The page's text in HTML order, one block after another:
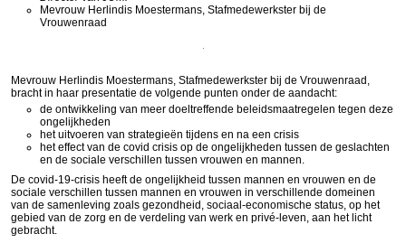
Mevrouw Herlindis Moestermans, Stafmedewerkster bij de
Vrouwenraad
Mevrouw Herlindis Moestermans, Stafmedewerkster bij de Vrouwenraad,
bracht in haar presentatie de volgende punten onder de aandacht:
de ontwikkeling van meer doeltreffende beleidsmaatregelen tegen deze
ongelijkheden
het uitvoeren van strategieën tijdens en na een crisis
het effect van de covid crisis op de ongelijkheden tussen de geslachten
en de sociale verschillen tussen vrouwen en mannen.
De covid-19-crisis heeft de ongelijkheid tussen mannen en vrouwen en de
sociale verschillen tussen mannen en vrouwen in verschillende domeinen
van de samenleving zoals gezondheid, sociaal-economische status, op het
gebied van de zorg en de verdeling van werk en privé-leven, aan het licht
gebracht.